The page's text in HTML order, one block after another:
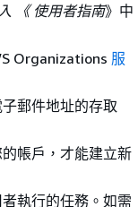
《 使用者指南》中
Organizations 服
郵件地址的存取
帳戶，才能建立新
執行的任務。如需